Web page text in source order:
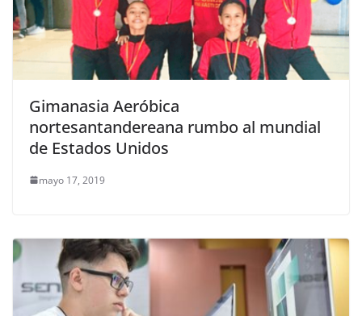
Gimanasia Aeróbica
nortesantandereana rumbo al mundial
de Estados Unidos
mayo 17, 2019